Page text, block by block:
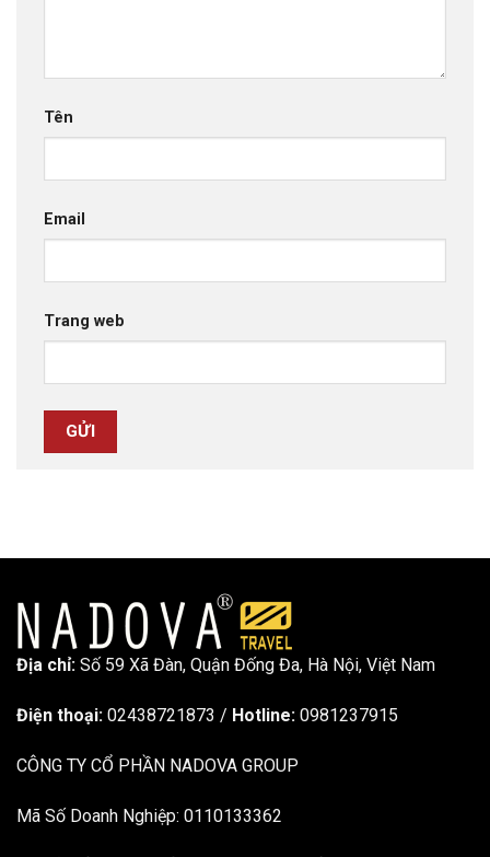
Tên
Email
Trang web
Địa chỉ: Số 59 Xã Đàn, Quận Đống Đa, ​​Hà Nội, Việt Nam
Điện thoại: 02438721873 / Hotline: 0981237915
CÔNG TY CỔ PHẦN NADOVA GROUP
Mã Số Doanh Nghiệp: 0110133362